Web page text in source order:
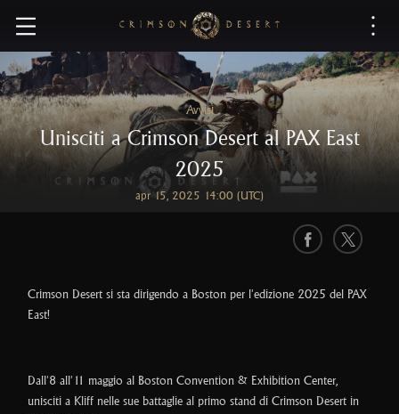
C
i
m
s
n
D
e
Avvisi
Unisciti a Crimson Desert al PAX East
2025
apr 15, 2025 14:00 (UTC)
F
c
o
k
X
Crimson Desert si sta dirigendo a Boston per l'edizione 2025 del PAX
East!
Dall'8 all'11 maggio al Boston Convention & Exhibition Center,
unisciti a Kliff nelle sue battaglie al primo stand di Crimson Desert in